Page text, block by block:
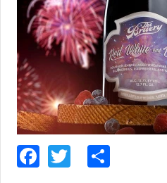
Facebook
Twitter